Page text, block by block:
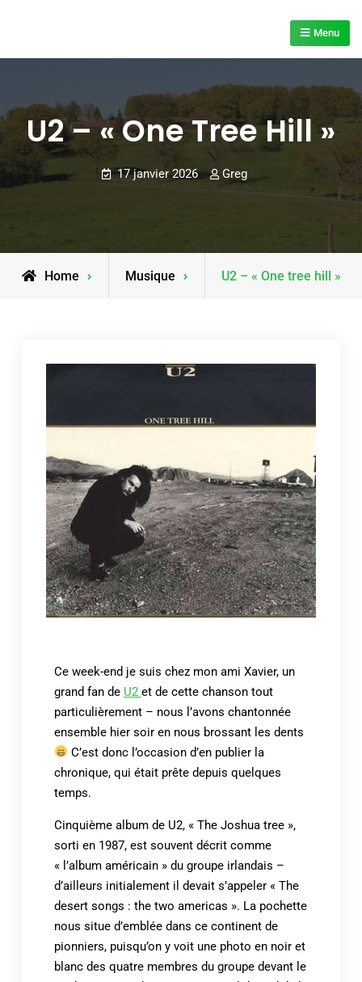
Menu
U2 – « One Tree Hill »
17 janvier 2026 Greg
Home Musique U2 – « One tree hill »
Ce week-end je suis chez mon ami Xavier, un
grand fan de U2 et de cette chanson tout
particulièrement – nous l’avons chantonnée
ensemble hier soir en nous brossant les dents
C’est donc l’occasion d’en publier la
chronique, qui était prête depuis quelques
temps.
Cinquième album de U2, « The Joshua tree »,
sorti en 1987, est souvent décrit comme
« l’album américain » du groupe irlandais –
d’ailleurs initialement il devait s’appeler « The
desert songs : the two americas ». La pochette
nous situe d’emblée dans ce continent de
pionniers, puisqu’on y voit une photo en noir et
blanc des quatre membres du groupe devant le